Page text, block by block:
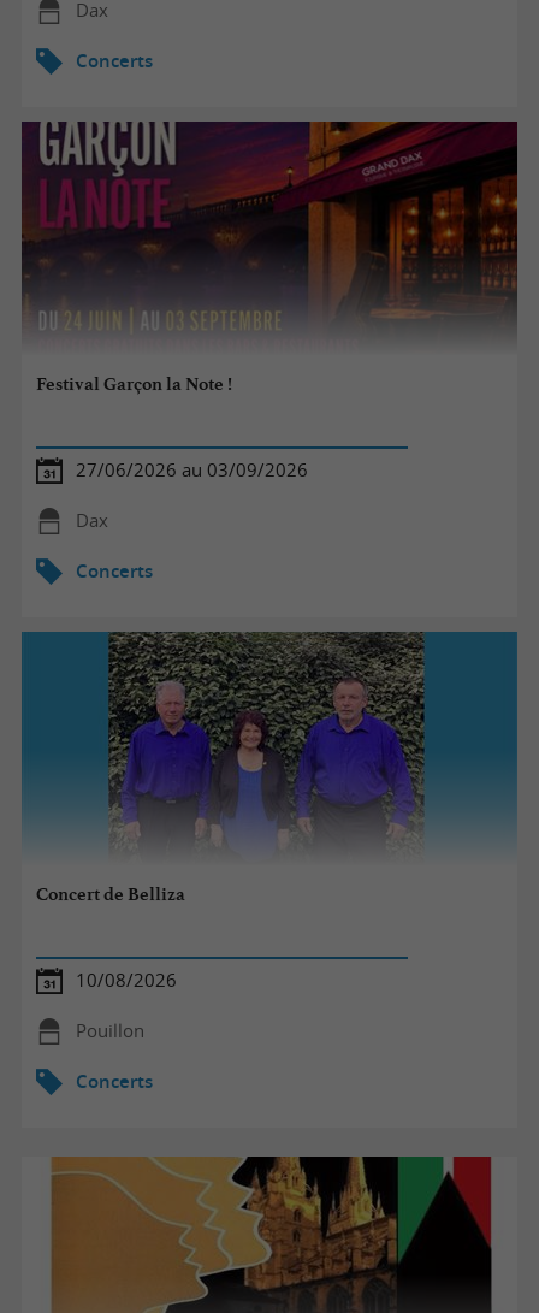
Dax
Concerts
Festival Garçon la Note !
27/06/2026 au 03/09/2026
Dax
Concerts
Concert de Belliza
10/08/2026
Pouillon
Concerts